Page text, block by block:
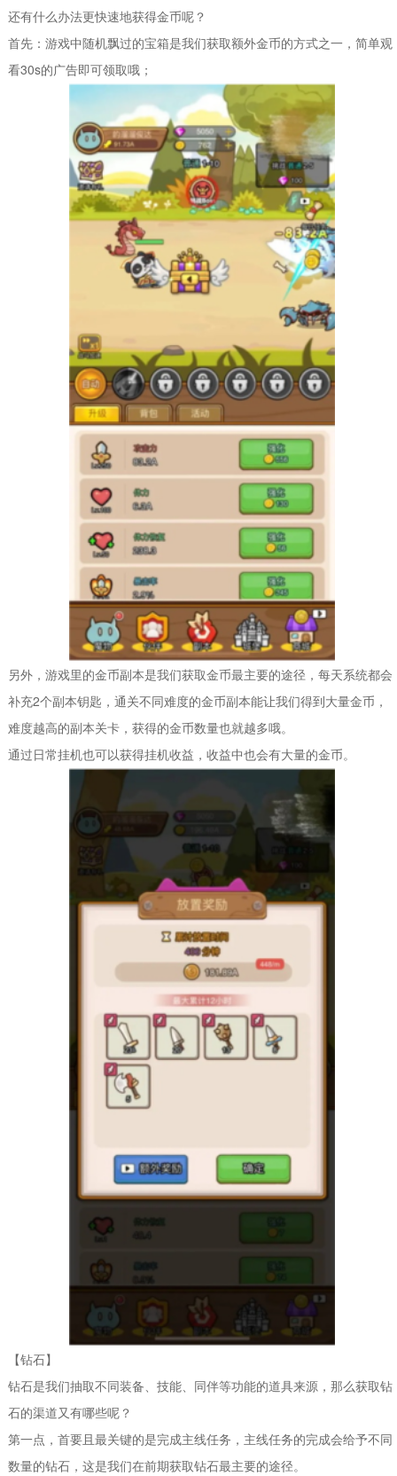
还有什么办法更快速地获得金币呢？
首先：游戏中随机飘过的宝箱是我们获取额外金币的方式之一，简单观
看30s的广告即可领取哦；
另外，游戏里的金币副本是我们获取金币最主要的途径，每天系统都会
补充2个副本钥匙，通关不同难度的金币副本能让我们得到大量金币，
难度越高的副本关卡，获得的金币数量也就越多哦。
通过日常挂机也可以获得挂机收益，收益中也会有大量的金币。
【钻石】
钻石是我们抽取不同装备、技能、同伴等功能的道具来源，那么获取钻
石的渠道又有哪些呢？
第一点，首要且最关键的是完成主线任务，主线任务的完成会给予不同
数量的钻石，这是我们在前期获取钻石最主要的途径。